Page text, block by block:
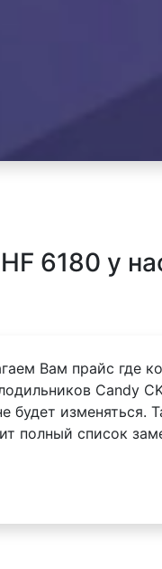
6180 у
Вам прайс где
Candy
будет изменяться.
полный список